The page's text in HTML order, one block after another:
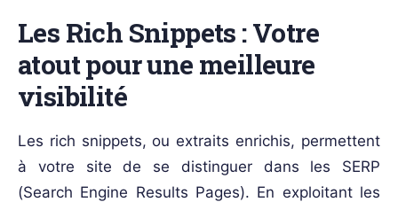
Les Rich Snippets : Votre
atout pour une meilleure
visibilité
Les rich snippets, ou extraits enrichis, permettent
à votre site de se distinguer dans les SERP
(Search Engine Results Pages). En exploitant les